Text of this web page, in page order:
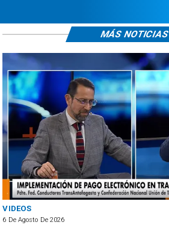
VIDEOS
6 De Agosto De 2026
MÁS NOTICIAS